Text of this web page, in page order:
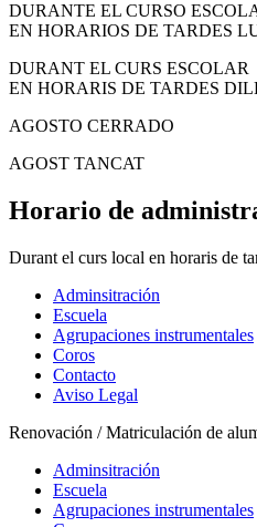
DURANTE EL CURSO
EN HORARIOS DE TARDES
DURANT EL CURS ESCOLAR
EN HORARIS DE TARDES
AGOSTO CERRADO
AGOST TANCAT
Horario de
Durant el curs local en horaris de
Adminsitración
Escuela
Agrupaciones instrumentales
Coros
Contacto
Aviso Legal
Renovación / Matriculación de
Adminsitración
Escuela
Agrupaciones instrumentales